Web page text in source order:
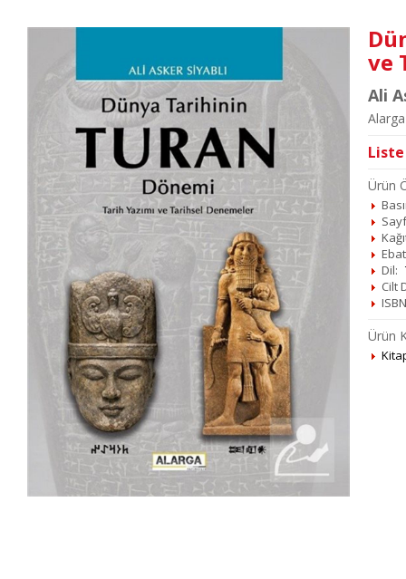
ve
Ali
Alarga
Ürün
Dil:
Cilt
Ürün